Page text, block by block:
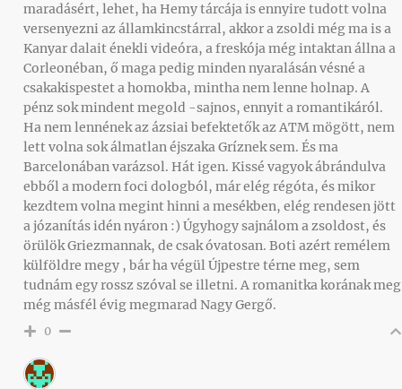
maradásért, lehet, ha Hemy tárcája is ennyire tudott volna
versenyezni az államkincstárral, akkor a zsoldi még ma is a
Kanyar dalait énekli videóra, a freskója még intaktan állna a
Corleonéban, ő maga pedig minden nyaralásán vésné a
csakakispestet a homokba, mintha nem lenne holnap. A
pénz sok mindent megold -sajnos, ennyit a romantikáról.
Ha nem lennének az ázsiai befektetők az ATM mögött, nem
lett volna sok álmatlan éjszaka Gríznek sem. És ma
Barcelonában varázsol. Hát igen. Kissé vagyok ábrándulva
ebből a modern foci dologból, már elég régóta, és mikor
kezdtem volna megint hinni a mesékben, elég rendesen jött
a józanítás idén nyáron :) Úgyhogy sajnálom a zsoldost, és
örülök Griezmannak, de csak óvatosan. Boti azért remélem
külföldre megy , bár ha végül Újpestre térne meg, sem
tudnám egy rossz szóval se illetni. A romanitka korának meg
még másfél évig megmarad Nagy Gergő.
0